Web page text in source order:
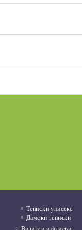
Тениски унисекс
Дамски тениски